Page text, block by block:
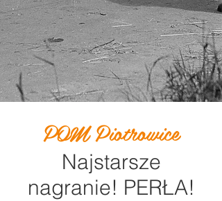
POM Piotrowice
Najstarsze
nagranie! PERŁA!